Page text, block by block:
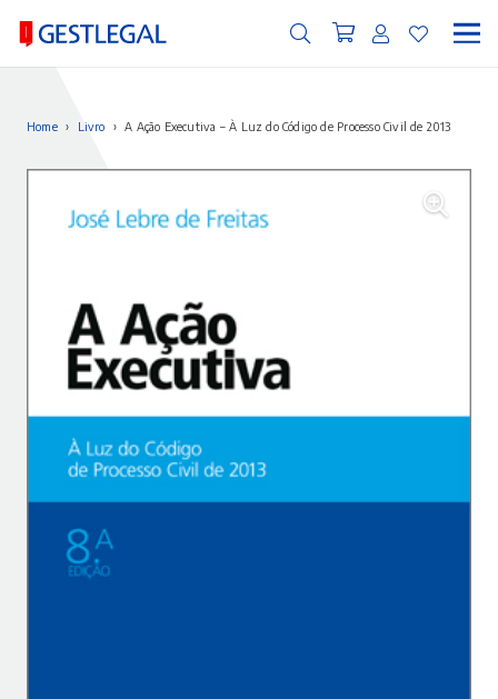
Home › Livro › A Ação Executiva – À Luz do Código de Processo Civil de 2013